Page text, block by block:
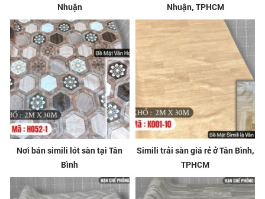
Nhuận
Nhuận, TPHCM
Nơi bán simili lót sàn tại Tân
Bình
Simili trải sàn giá rẻ ở Tân Bình,
TPHCM